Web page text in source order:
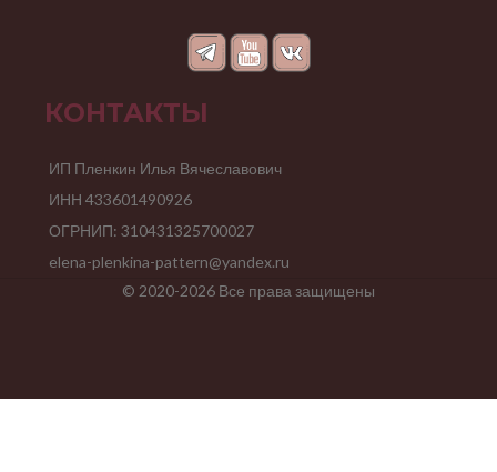
КОНТАКТЫ
ИП Пленкин Илья Вячеславович
ИНН 433601490926
ОГРНИП: 310431325700027
elena-plenkina-pattern@yandex.ru
© 2020-2026 Все права защищены